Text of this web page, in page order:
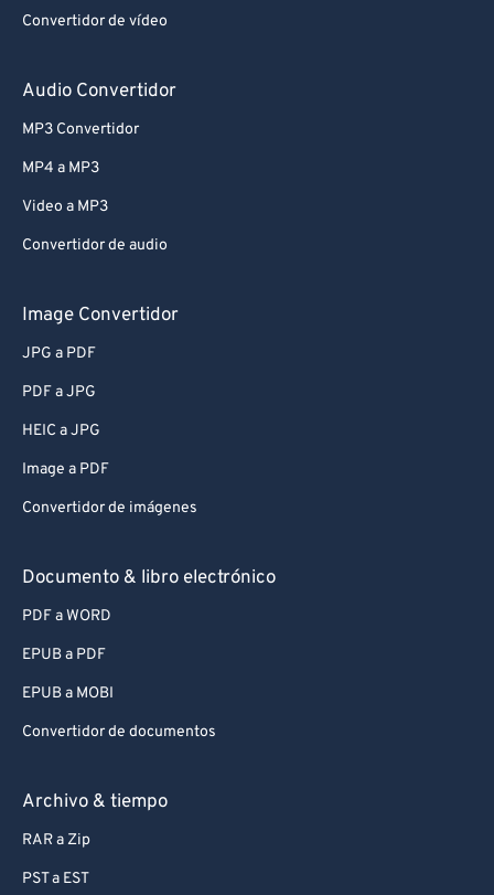
Convertidor de vídeo
Audio Convertidor
MP3 Convertidor
MP4 a MP3
Video a MP3
Convertidor de audio
Image Convertidor
JPG a PDF
PDF a JPG
HEIC a JPG
Image a PDF
Convertidor de imágenes
Documento & libro electrónico
PDF a WORD
EPUB a PDF
EPUB a MOBI
Convertidor de documentos
Archivo & tiempo
RAR a Zip
PST a EST